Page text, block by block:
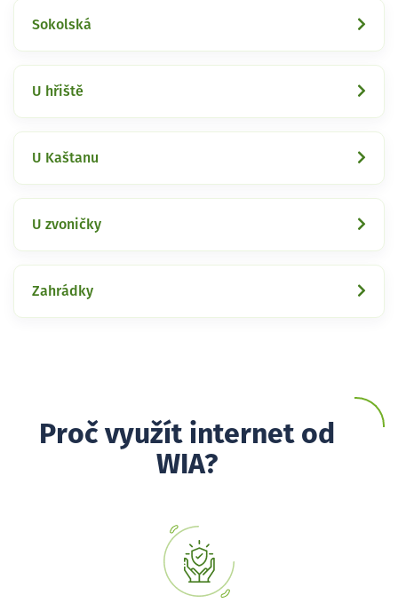
Sokolská
U hřiště
U Kaštanu
U zvoničky
Zahrádky
Proč využít internet od
WIA?